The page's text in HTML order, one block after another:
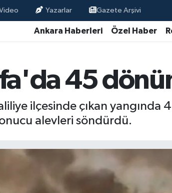
Yazarlar Gazete Arşivi
Ankara Haberleri Özel Haber
45
ilçesinde çıkan
alevleri söndürdü.